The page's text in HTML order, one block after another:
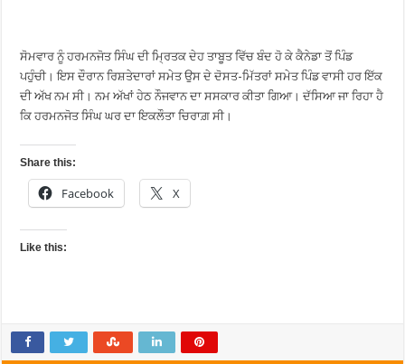
ਸੋਮਵਾਰ ਨੂੰ ਹਰਮਨਜੋਤ ਸਿੰਘ ਦੀ ਮ੍ਰਿਤਕ ਦੇਹ ਤਾਬੂਤ ਵਿੱਚ ਬੰਦ ਹੋ ਕੇ ਕੈਨੇਡਾ ਤੋਂ ਪਿੰਡ
ਪਹੁੰਚੀ। ਇਸ ਦੌਰਾਨ ਰਿਸ਼ਤੇਦਾਰਾਂ ਸਮੇਤ ਉਸ ਦੇ ਦੋਸਤ-ਮਿੱਤਰਾਂ ਸਮੇਤ ਪਿੰਡ ਵਾਸੀ ਹਰ ਇੱਕ
ਦੀ ਅੱਖ ਨਮ ਸੀ। ਨਮ ਅੱਖਾਂ ਹੇਠ ਨੌਜਵਾਨ ਦਾ ਸਸਕਾਰ ਕੀਤਾ ਗਿਆ। ਦੱਸਿਆ ਜਾ ਰਿਹਾ ਹੈ
ਕਿ ਹਰਮਨਜੋਤ ਸਿੰਘ ਘਰ ਦਾ ਇਕਲੌਤਾ ਚਿਰਾਗ਼ ਸੀ।
Share this:
Facebook X
Like this: